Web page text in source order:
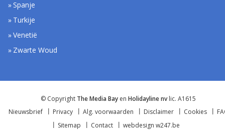
Spanje
Turkije
Venetië
Zwarte Woud
© Copyright The Media Bay en Holidayline nvlic. A1615
Nieuwsbrief
Privacy Alg. voorwaarden Disclaimer Cookies
Sitemap
Contact webdesign w247.be